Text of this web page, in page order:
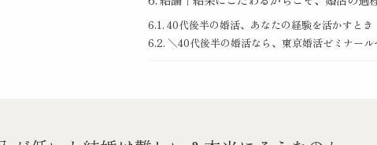
40代後半の婚活、あなたの経験を活かすとき
＼40代後半の婚活なら、東京婚活ゼミナール